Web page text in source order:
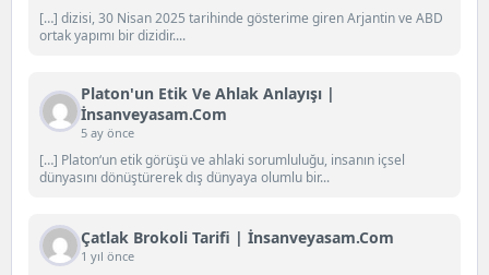
[…] dizisi, 30 Nisan 2025 tarihinde gösterime giren Arjantin ve ABD
ortak yapımı bir dizidir....
Platon'un Etik Ve Ahlak Anlayışı |
İnsanveyasam.com
5 ay önce
[…] Platon‘un etik görüşü ve ahlaki sorumluluğu, insanın içsel
dünyasını dönüştürerek dış dünyaya olumlu bir...
Çatlak Brokoli Tarifi | İnsanveyasam.com
1 yıl önce